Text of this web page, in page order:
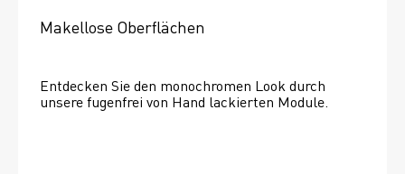
Makellose Oberflächen
Entdecken Sie den monochromen Look durch
unsere fugenfrei von Hand lackierten Module.